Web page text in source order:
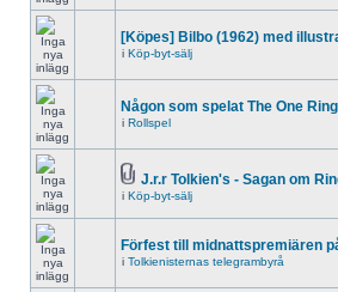
[Köpes] Bilbo (1962) med
i Köp-byt-sälj
Någon som spelat The One
i Rollspel
J.r.r Tolkien's - Sagan om
i Köp-byt-sälj
Förfest till midnattspremiären
i Tolkienisternas telegrambyrå